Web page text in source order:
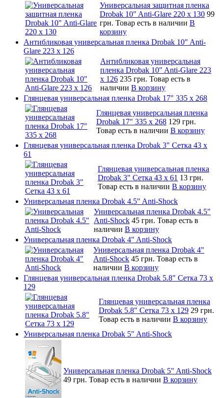
Универсальная защитная пленка
Drobak 10" Anti-Glare 220 x 130 99
грн. Товар есть в наличии В
корзину
Антибликовая универсальная пленка Drobak 10" Anti-
Glare 223 x 126
Антибликовая универсальная
пленка Drobak 10" Anti-Glare 223
x 126 235 грн. Товар есть в
наличии В корзину
Глянцевая универсальная пленка Drobak 17" 335 х 268
Глянцевая универсальная пленка
Drobak 17" 335 х 268 129 грн.
Товар есть в наличии В корзину
Глянцевая универсальная пленка Drobak 3" Сетка 43 x
61
Глянцевая универсальная пленка
Drobak 3" Сетка 43 x 61 13 грн.
Товар есть в наличии В корзину
Универсальная пленка Drobak 4.5" Anti-Shock
Универсальная пленка Drobak 4.5"
Anti-Shock 45 грн. Товар есть в
наличии В корзину
Универсальная пленка Drobak 4" Anti-Shock
Универсальная пленка Drobak 4"
Anti-Shock 45 грн. Товар есть в
наличии В корзину
Глянцевая универсальная пленка Drobak 5.8" Сетка 73 x
129
Глянцевая универсальная пленка
Drobak 5.8" Сетка 73 x 129 29 грн.
Товар есть в наличии В корзину
Универсальная пленка Drobak 5" Anti-Shock
Универсальная пленка Drobak 5" Anti-Shock
49 грн. Товар есть в наличии В корзину